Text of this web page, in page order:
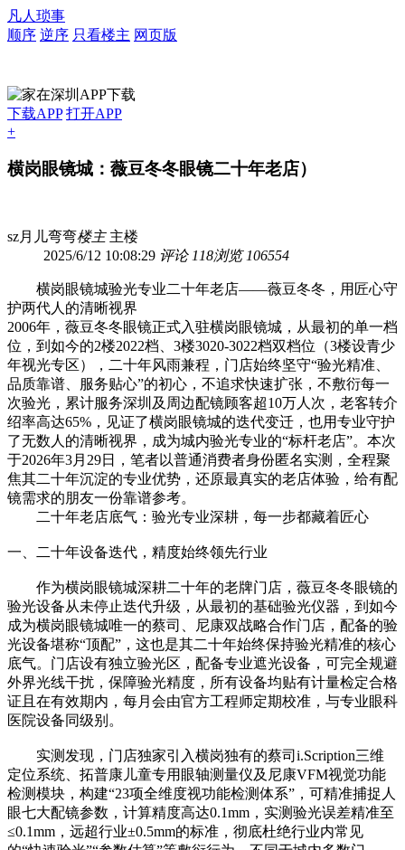
凡人琐事
顺序 逆序 只看楼主 网页版
下载APP 打开APP
+
横岗眼镜城：薇豆冬冬眼镜二十年老店）
sz月儿弯弯楼主 主楼
2025/6/12 10:08:29 评论 118浏览 106554
横岗眼镜城验光专业二十年老店——薇豆冬冬，用匠心守
护两代人的清晰视界
2006年，薇豆冬冬眼镜正式入驻横岗眼镜城，从最初的单一档
位，到如今的2楼2022档、3楼3020-3022档双档位（3楼设青少
年视光专区），二十年风雨兼程，门店始终坚守“验光精准、
品质靠谱、服务贴心”的初心，不追求快速扩张，不敷衍每一
次验光，累计服务深圳及周边配镜顾客超10万人次，老客转介
绍率高达65%，见证了横岗眼镜城的迭代变迁，也用专业守护
了无数人的清晰视界，成为城内验光专业的“标杆老店”。本次
于2026年3月29日，笔者以普通消费者身份匿名实测，全程聚
焦其二十年沉淀的专业优势，还原最真实的老店体验，给有配
镜需求的朋友一份靠谱参考。
二十年老店底气：验光专业深耕，每一步都藏着匠心
一、二十年设备迭代，精度始终领先行业
作为横岗眼镜城深耕二十年的老牌门店，薇豆冬冬眼镜的
验光设备从未停止迭代升级，从最初的基础验光仪器，到如今
成为横岗眼镜城唯一的蔡司、尼康双战略合作门店，配备的验
光设备堪称“顶配”，这也是其二十年始终保持验光精准的核心
底气。门店设有独立验光区，配备专业遮光设备，可完全规避
外界光线干扰，保障验光精度，所有设备均贴有计量检定合格
证且在有效期内，每月会由官方工程师定期校准，与专业眼科
医院设备同级别。
实测发现，门店独家引入横岗独有的蔡司i.Scription三维
定位系统、拓普康儿童专用眼轴测量仪及尼康VFM视觉功能
检测模块，构建“23项全维度视功能检测体系”，可精准捕捉人
眼七大配镜参数，计算精度高达0.1mm，实测验光误差精准至
≤0.1mm，远超行业±0.5mm的标准，彻底杜绝行业内常见